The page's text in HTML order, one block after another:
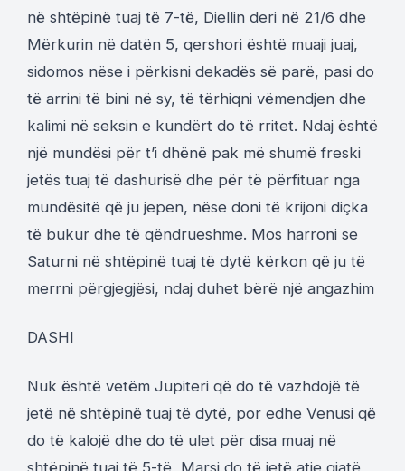
në shtëpinë tuaj të 7-të, Diellin deri në 21/6 dhe
Mërkurin në datën 5, qershori është muaji juaj,
sidomos nëse i përkisni dekadës së parë, pasi do
të arrini të bini në sy, të tërhiqni vëmendjen dhe
kalimi në seksin e kundërt do të rritet. Ndaj është
një mundësi për t’i dhënë pak më shumë freski
jetës tuaj të dashurisë dhe për të përfituar nga
mundësitë që ju jepen, nëse doni të krijoni diçka
të bukur dhe të qëndrueshme. Mos harroni se
Saturni në shtëpinë tuaj të dytë kërkon që ju të
merrni përgjegjësi, ndaj duhet bërë një angazhim
DASHI
Nuk është vetëm Jupiteri që do të vazhdojë të
jetë në shtëpinë tuaj të dytë, por edhe Venusi që
do të kalojë dhe do të ulet për disa muaj në
shtëpinë tuaj të 5-të, Marsi do të jetë atje gjatë